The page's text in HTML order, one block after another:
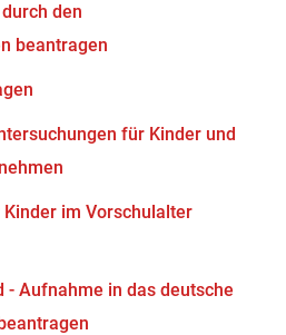
den
beantragen
für Kinder und
im Vorschulalter
- Aufnahme in das deutsche